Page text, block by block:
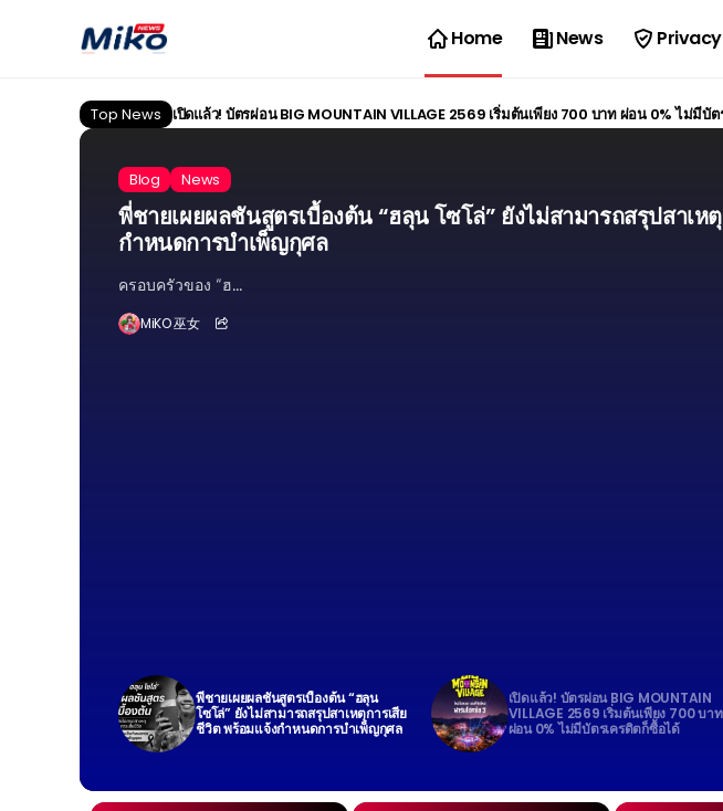
Home News
Top News เปิดแล้ว! บัตรผ่อน BIG MOUNTAIN VILLAGE 2569 เริ่มต้นเพียง 700 บาท ผ่อน 0% ไม่มีบั
Blog News
พี่ชายเผยผลชันสูตรเบื้องต้น “ฮลุน โซโล่” ยังไม่สามารถสรุปสาเห
กำหนดการบำเพ็ญกุศล
ครอบครัวของ “ฮ...
MiKO 巫女
พี่ชายเผยผลชันสูตรเบื้องต้น “ฮลุน
โซโล่” ยังไม่สามารถสรุปสาเหตุการเสีย
ชีวิต พร้อมแจ้งกำหนดการบำเพ็ญกุศล
เปิดแล้ว! บัตรผ่อน BIG MOUNTAIN
VILLAGE 2569 เริ่มต้นเพียง 700 บาท
ผ่อน 0% ไม่มีบัตรเครดิตก็ซื้อได้